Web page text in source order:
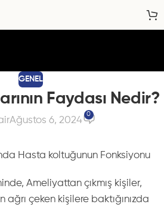
GENEL
Faydası Nedir?
Ağustos 6, 2024
0
Hasta koltuğunun Fonksiyonu
Ameliyattan çıkmış kişiler,
çeken kişilere baktığınızda